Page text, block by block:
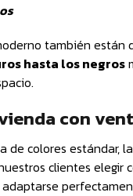
también están
hasta los negros
con
de colores estándar,
clientes elegir